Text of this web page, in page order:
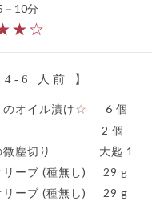
－10分
4-6 人前 】
オイル漬け ☆ 6 個
2 個
塵切り 大匙 1
ーブ (種無し) 29 g
ーブ (種無し) 29 g